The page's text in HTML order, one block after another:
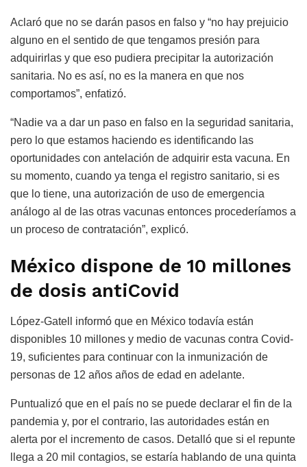
Aclaró que no se darán pasos en falso y “no hay prejuicio
alguno en el sentido de que tengamos presión para
adquirirlas y que eso pudiera precipitar la autorización
sanitaria. No es así, no es la manera en que nos
comportamos”, enfatizó.
“Nadie va a dar un paso en falso en la seguridad sanitaria,
pero lo que estamos haciendo es identificando las
oportunidades con antelación de adquirir esta vacuna. En
su momento, cuando ya tenga el registro sanitario, si es
que lo tiene, una autorización de uso de emergencia
análogo al de las otras vacunas entonces procederíamos a
un proceso de contratación”, explicó.
México dispone de 10 millones
de dosis antiCovid
López-Gatell informó que en México todavía están
disponibles 10 millones y medio de vacunas contra Covid-
19, suficientes para continuar con la inmunización de
personas de 12 años años de edad en adelante.
Puntualizó que en el país no se puede declarar el fin de la
pandemia y, por el contrario, las autoridades están en
alerta por el incremento de casos. Detalló que si el repunte
llega a 20 mil contagios, se estaría hablando de una quinta